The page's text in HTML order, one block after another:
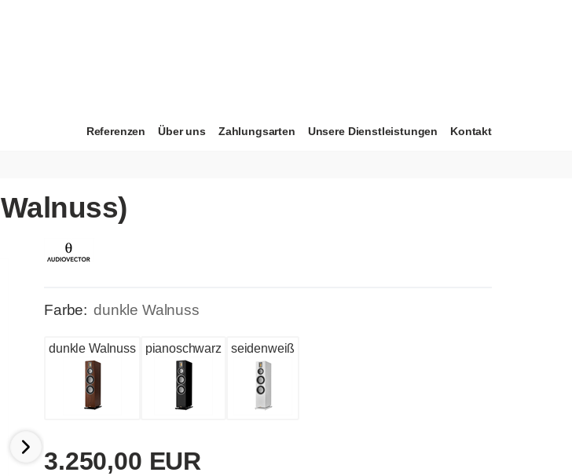
Referenzen Über uns Zahlungsarten Unsere Dienstleistungen Kontakt
Farbe: dunkle Walnuss
dunkle Walnuss pianoschwarz seidenweiß
3.250,00 EUR